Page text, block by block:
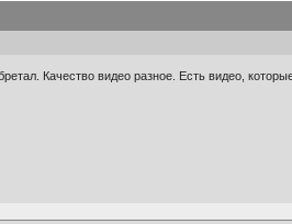
Качество видео разное. Есть видео,